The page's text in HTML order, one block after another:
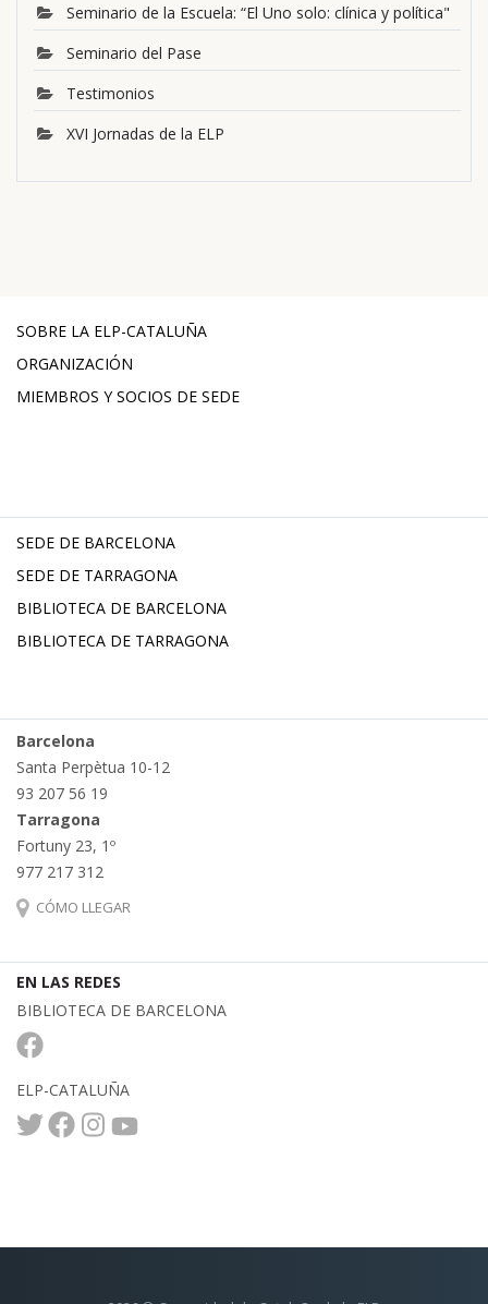
Seminario de la Escuela: “El Uno solo: clínica y política"
Seminario del Pase
Testimonios
XVI Jornadas de la ELP
SOBRE LA ELP-CATALUÑA
ORGANIZACIÓN
MIEMBROS Y SOCIOS DE SEDE
SEDE DE BARCELONA
SEDE DE TARRAGONA
BIBLIOTECA DE BARCELONA
BIBLIOTECA DE TARRAGONA
Barcelona
Santa Perpètua 10-12
93 207 56 19
Tarragona
Fortuny 23, 1º
977 217 312
CÓMO LLEGAR
EN LAS REDES
BIBLIOTECA DE BARCELONA
ELP-CATALUÑA